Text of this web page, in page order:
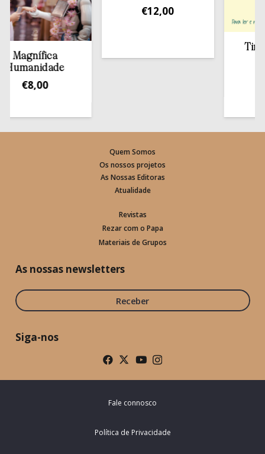
8,00
12,00
Tirar a
Quem Somos
Os nossos projetos
As Nossas Editoras
Atualidade
Revistas
Rezar com o Papa
Materiais de Grupos
As nossas newsletters
Receber
Siga-nos
Fale connosco
Política de Privacidade